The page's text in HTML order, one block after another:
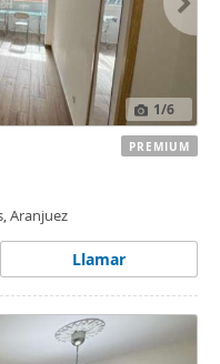
1/6
Aranjuez
Llamar
PREMIUM